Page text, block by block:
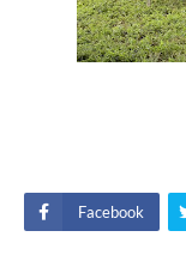
Facebook